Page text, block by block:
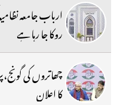
ارباب جامعہ
روکا جا رہا ہے
چھاتروں کی
کا اعلان